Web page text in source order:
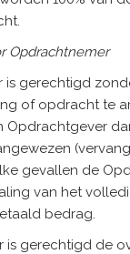
Opdrachtnemer
is gerechtigd
of opdracht te
Opdrachtgever
gevallen de
van het
bedrag.
is gerechtigd de